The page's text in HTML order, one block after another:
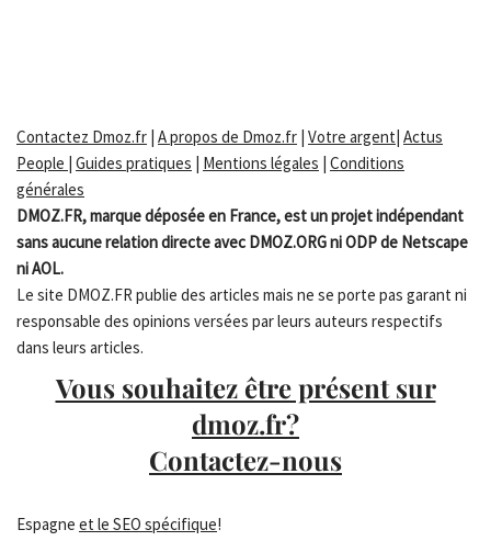
Contactez Dmoz.fr | A propos de Dmoz.fr | Votre argent| Actus
People | Guides pratiques | Mentions légales | Conditions
générales
DMOZ.FR, marque déposée en France, est un projet indépendant
sans aucune relation directe avec DMOZ.ORG ni ODP de Netscape
ni AOL.
Le site DMOZ.FR publie des articles mais ne se porte pas garant ni
responsable des opinions versées par leurs auteurs respectifs
dans leurs articles.
Vous souhaitez être présent sur
dmoz.fr?
Contactez-nous
Espagne et le SEO spécifique!